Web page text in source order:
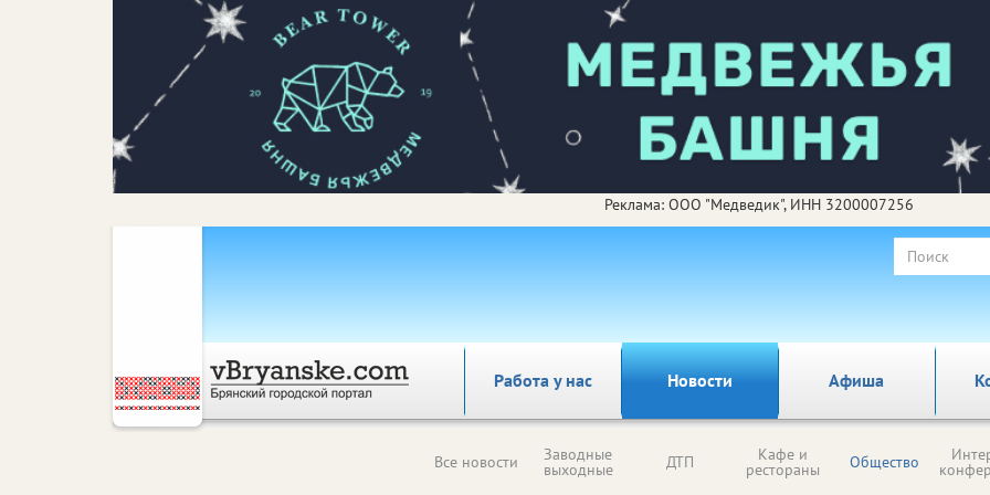
Реклама: ООО "Медведик", ИНН 3200007256
Работа у нас Новости Афиша
Все новости Заводные
выходные ДТП Кафе и
рестораны Общество